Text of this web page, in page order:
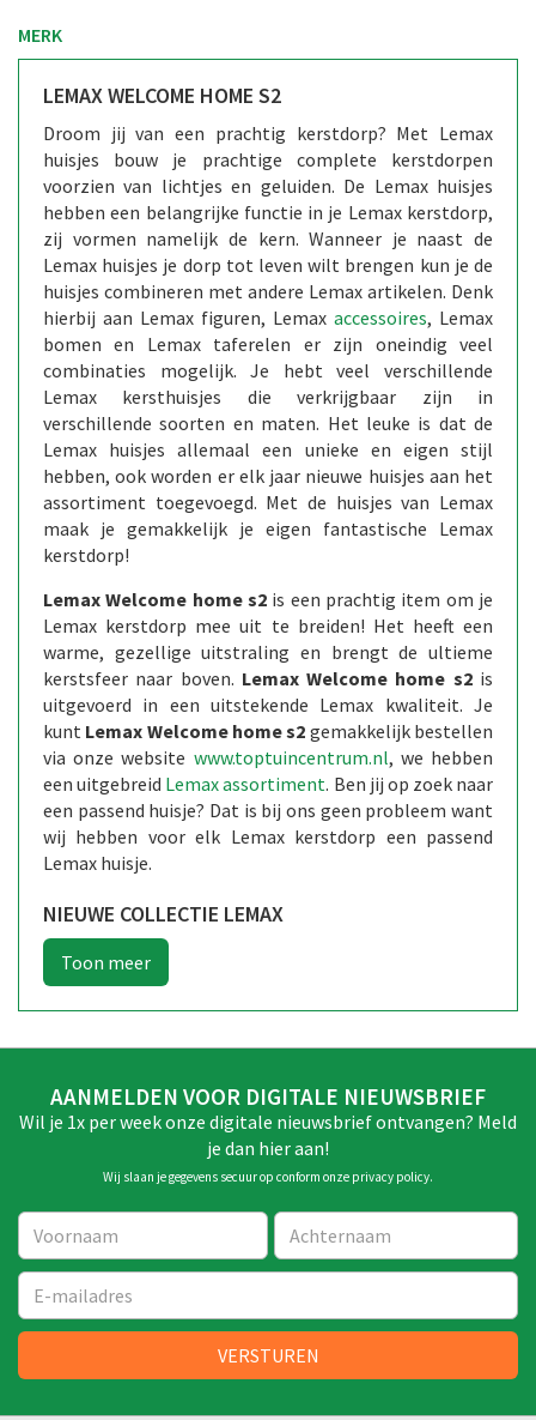
MERK
LEMAX WELCOME HOME S2
Droom jij van een prachtig kerstdorp? Met Lemax
huisjes bouw je prachtige complete kerstdorpen
voorzien van lichtjes en geluiden. De Lemax huisjes
hebben een belangrijke functie in je Lemax kerstdorp,
zij vormen namelijk de kern. Wanneer je naast de
Lemax huisjes je dorp tot leven wilt brengen kun je de
huisjes combineren met andere Lemax artikelen. Denk
hierbij aan Lemax figuren, Lemax accessoires, Lemax
bomen en Lemax taferelen er zijn oneindig veel
combinaties mogelijk. Je hebt veel verschillende
Lemax kersthuisjes die verkrijgbaar zijn in
verschillende soorten en maten. Het leuke is dat de
Lemax huisjes allemaal een unieke en eigen stijl
hebben, ook worden er elk jaar nieuwe huisjes aan het
assortiment toegevoegd. Met de huisjes van Lemax
maak je gemakkelijk je eigen fantastische Lemax
kerstdorp!
Lemax Welcome home s2 is een prachtig item om je
Lemax kerstdorp mee uit te breiden! Het heeft een
warme, gezellige uitstraling en brengt de ultieme
kerstsfeer naar boven. Lemax Welcome home s2 is
uitgevoerd in een uitstekende Lemax kwaliteit. Je
kunt Lemax Welcome home s2 gemakkelijk bestellen
via onze website www.toptuincentrum.nl, we hebben
een uitgebreid Lemax assortiment. Ben jij op zoek naar
een passend huisje? Dat is bij ons geen probleem want
wij hebben voor elk Lemax kerstdorp een passend
Lemax huisje.
NIEUWE COLLECTIE LEMAX
AANMELDEN VOOR DIGITALE NIEUWSBRIEF
Wil je 1x per week onze digitale nieuwsbrief ontvangen? Meld
je dan hier aan!
Wij slaan je gegevens secuur op conform onze privacy policy.